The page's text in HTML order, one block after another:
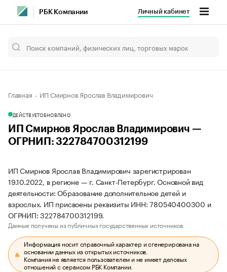
РБК Компании Личный кабинет
Главная ИП Смирнов Ярослав Владимирович
ДЕЙСТВУЕТОБНОВЛЕНО
ИП Смирнов Ярослав Владимирович —
ОГРНИП: 322784700312199
ИП Смирнов Ярослав Владимирович зарегистрирован
19.10.2022, в регионе — г. Санкт-Петербург. Основной вид
деятельности: Образование дополнительное детей и
взрослых. ИП присвоены реквизиты ИНН: 780540400300 и
ОГРНИП: 322784700312199.
Данные получены из публичных государственных источников.
Информация носит справочный характер и сгенерирована на
основании данных из открытых источников.
Компания не является пользователем и не имеет деловых
отношений с сервисом РБК Компании.